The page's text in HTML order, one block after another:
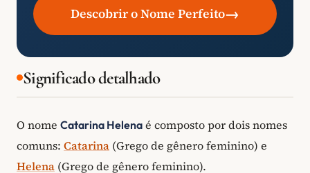
Descobrir o Nome Perfeito→
Significado detalhado
O nome Catarina Helena é composto por dois nomes
comuns: Catarina (Grego de gênero feminino) e
Helena (Grego de gênero feminino).